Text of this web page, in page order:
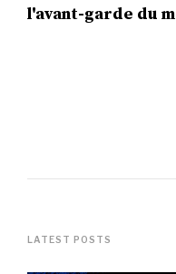
l'avant-garde du
LATEST POSTS